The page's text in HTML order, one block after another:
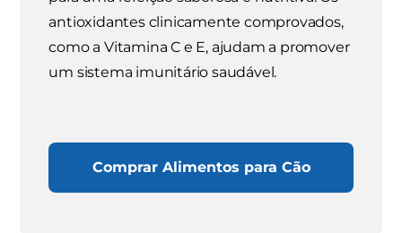
antioxidantes clinicamente comprovados,
como a Vitamina C e E, ajudam a promover
um sistema imunitário saudável.
Comprar Alimentos para Cão